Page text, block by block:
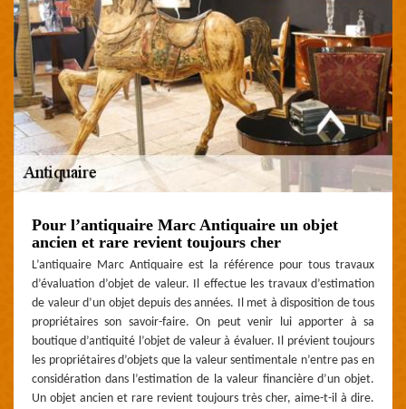
Pour l’antiquaire Marc Antiquaire un objet
ancien et rare revient toujours cher
L’antiquaire Marc Antiquaire est la référence pour tous travaux
d’évaluation d’objet de valeur. Il effectue les travaux d’estimation
de valeur d’un objet depuis des années. Il met à disposition de tous
propriétaires son savoir-faire. On peut venir lui apporter à sa
boutique d’antiquité l’objet de valeur à évaluer. Il prévient toujours
les propriétaires d’objets que la valeur sentimentale n’entre pas en
considération dans l’estimation de la valeur financière d’un objet.
Un objet ancien et rare revient toujours très cher, aime-t-il à dire.